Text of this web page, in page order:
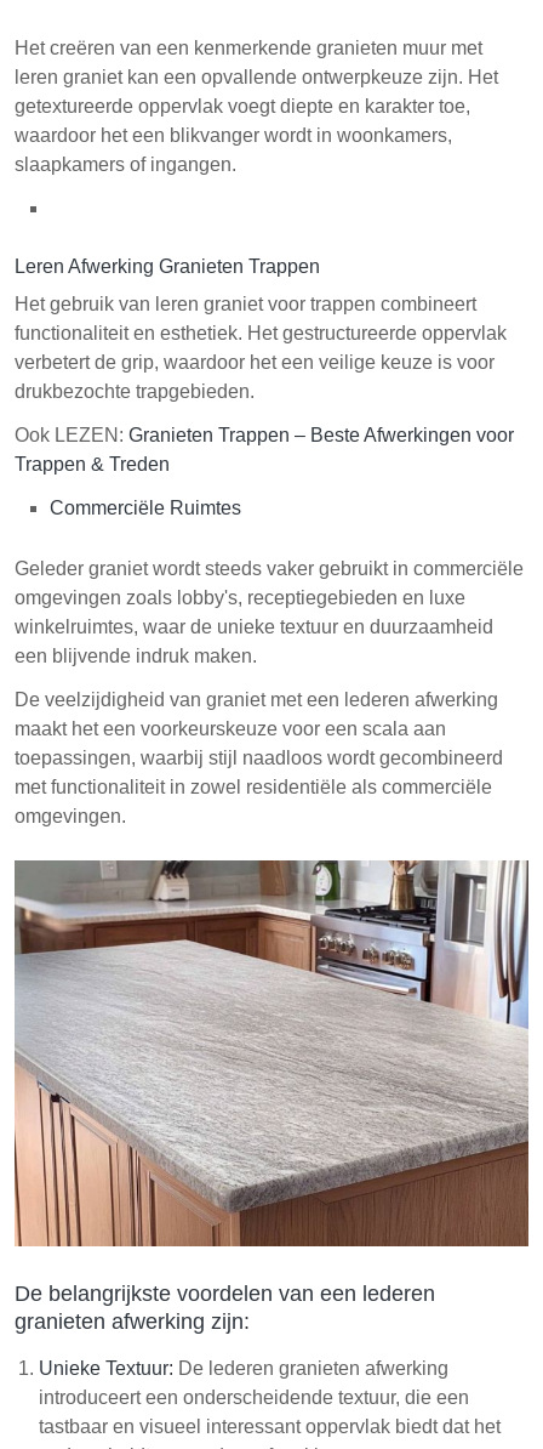
Het creëren van een kenmerkende granieten muur met
leren graniet kan een opvallende ontwerpkeuze zijn. Het
getextureerde oppervlak voegt diepte en karakter toe,
waardoor het een blikvanger wordt in woonkamers,
slaapkamers of ingangen.
Leren Afwerking Granieten Trappen
Het gebruik van leren graniet voor trappen combineert
functionaliteit en esthetiek. Het gestructureerde oppervlak
verbetert de grip, waardoor het een veilige keuze is voor
drukbezochte trapgebieden.
Ook LEZEN: Granieten Trappen – Beste Afwerkingen voor
Trappen & Treden
Commerciële Ruimtes
Geleder graniet wordt steeds vaker gebruikt in commerciële
omgevingen zoals lobby's, receptiegebieden en luxe
winkelruimtes, waar de unieke textuur en duurzaamheid
een blijvende indruk maken.
De veelzijdigheid van graniet met een lederen afwerking
maakt het een voorkeurskeuze voor een scala aan
toepassingen, waarbij stijl naadloos wordt gecombineerd
met functionaliteit in zowel residentiële als commerciële
omgevingen.
De belangrijkste voordelen van een lederen
granieten afwerking zijn:
Unieke Textuur: De lederen granieten afwerking
introduceert een onderscheidende textuur, die een
tastbaar en visueel interessant oppervlak biedt dat het